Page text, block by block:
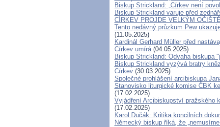
Biskup Strickland: „Církev není
Biskup Strickland varuje před
CÍRKEV PROJDE VELKÝM
Tento nedávný průzkum Pew
(11.05.2025)
Kardinál Gerhard Müller před
Církev umírá(04.05.2025)
Biskup Strickland: Odvaha biskupa
Biskup Strickland vyzývá bratry
Církev (30.03.2025)
Společné prohlášení arcibiskupa
Stanovisko liturgické komise ČBK
(17.02.2025)
Vyjádření Arcibiskupství pražského
(17.02.2025)
Karol Dučák: Kritika koncilních
Německý biskup říká, že